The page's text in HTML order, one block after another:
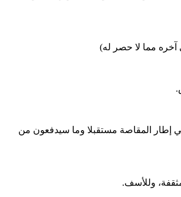
إطار المقاصة مستقبلا وما سيدفعون من
وللأسف.